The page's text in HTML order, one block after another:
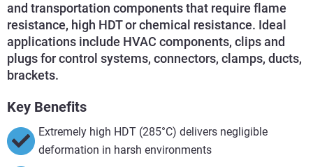
and transportation components that require flame
resistance, high HDT or chemical resistance. Ideal
applications include HVAC components, clips and
plugs for control systems, connectors, clamps, ducts,
brackets.
Key Benefits
Extremely high HDT (285°C) delivers negligible
deformation in harsh environments